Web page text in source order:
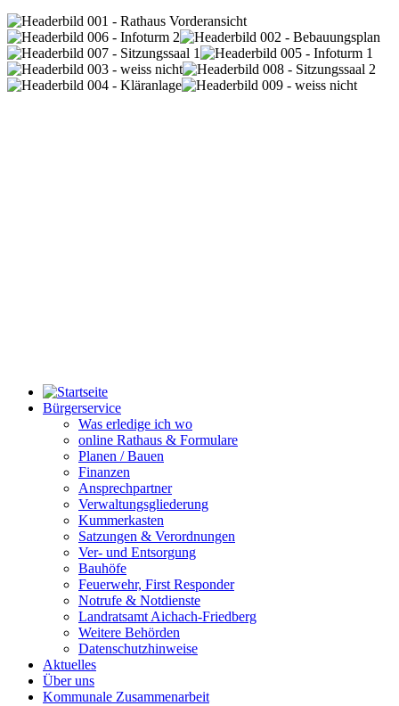
Bürgerservice
Was erledige ich wo
online Rathaus & Formulare
Planen / Bauen
Finanzen
Ansprechpartner
Verwaltungsgliederung
Kummerkasten
Satzungen & Verordnungen
Ver- und Entsorgung
Bauhöfe
Feuerwehr, First Responder
Notrufe & Notdienste
Landratsamt Aichach-Friedberg
Weitere Behörden
Datenschutzhinweise
Aktuelles
Über uns
Kommunale Zusammenarbeit